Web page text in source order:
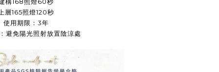
層165照燈120秒
使用期限：3年
避免陽光照射放置陰涼處